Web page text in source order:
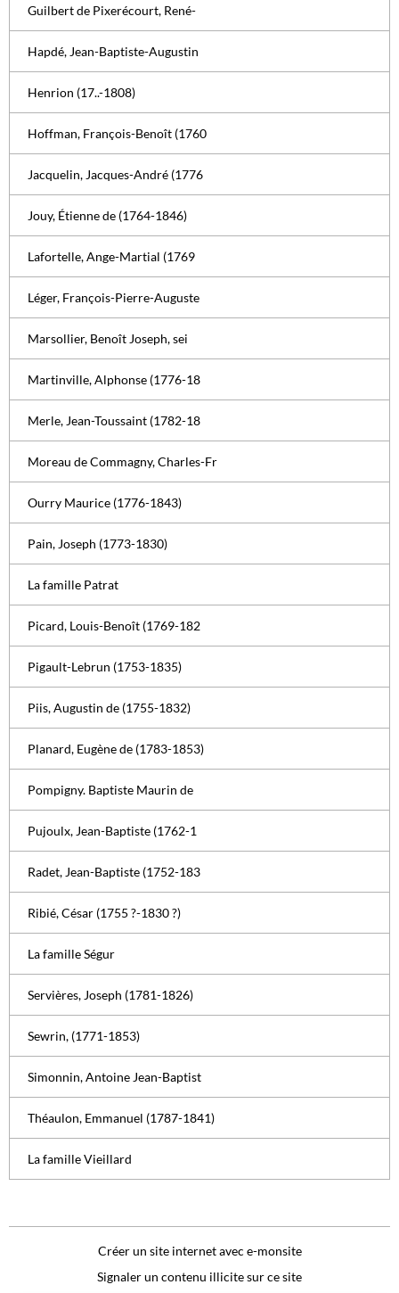
Guilbert de Pixerécourt, René-
Hapdé, Jean-Baptiste-Augustin
Henrion (17..-1808)
Hoffman, François-Benoît (1760
Jacquelin, Jacques-André (1776
Jouy, Étienne de (1764-1846)
Lafortelle, Ange-Martial (1769
Léger, François-Pierre-Auguste
Marsollier, Benoît Joseph, sei
Martinville, Alphonse (1776-18
Merle, Jean-Toussaint (1782-18
Moreau de Commagny, Charles-Fr
Ourry Maurice (1776-1843)
Pain, Joseph (1773-1830)
La famille Patrat
Picard, Louis-Benoît (1769-182
Pigault-Lebrun (1753-1835)
Piis, Augustin de (1755-1832)
Planard, Eugène de (1783-1853)
Pompigny. Baptiste Maurin de
Pujoulx, Jean-Baptiste (1762-1
Radet, Jean-Baptiste (1752-183
Ribié, César (1755 ?-1830 ?)
La famille Ségur
Servières, Joseph (1781-1826)
Sewrin, (1771-1853)
Simonnin, Antoine Jean-Baptist
Théaulon, Emmanuel (1787-1841)
La famille Vieillard
Créer un site internet avec e-monsite
Signaler un contenu illicite sur ce site